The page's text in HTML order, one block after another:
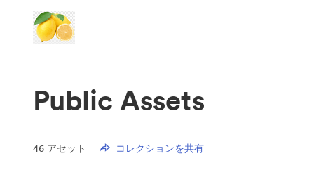
Public Assets
46 アセット コレクションを共有